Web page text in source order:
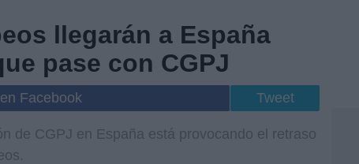
llegarán a España
pase con CGPJ
Facebook Tweet
de CGPJ en España está provocando el retraso